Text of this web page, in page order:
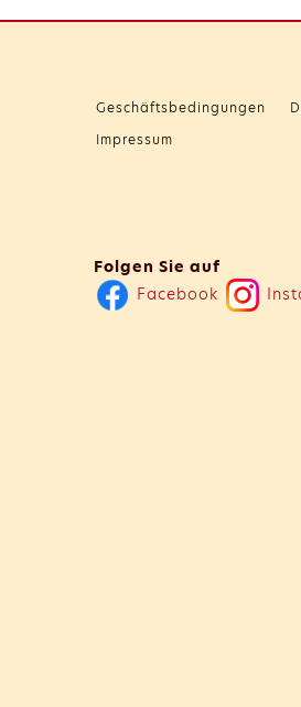
Geschäftsbedingungen
Impressum
Folgen Sie auf
Facebook